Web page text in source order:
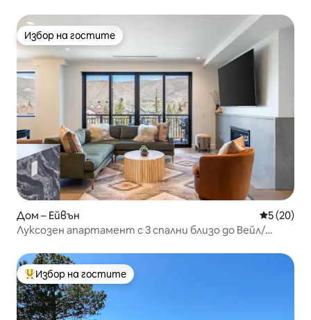
Избор на гостите
Избор на гостите
Дом – Ейвън Средна
5 (20)
Луксозен апартамент с 3 спални близо до Вейл/
Най-популярен избор на гостите
Избор на гостите